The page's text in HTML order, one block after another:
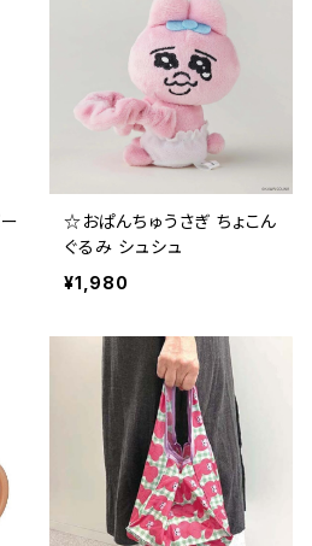
☆おぱんちゅうさぎ ちょこん
ぐるみ シュシュ
¥1,980